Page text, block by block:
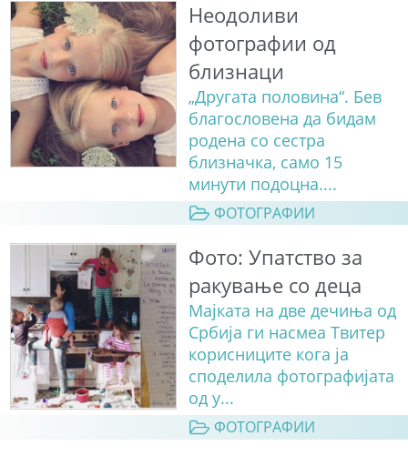
Неодоливи
фотографии од
близнаци
„Другата половина“. Бев
благословена да бидам
родена со сестра
близначка, само 15
минути подоцна....
ФОТОГРАФИИ
Фото: Упатство за
ракување со деца
Мајката на две дечиња од
Србија ги насмеа Твитер
корисниците кога ја
споделила фотографијата
од у...
ФОТОГРАФИИ